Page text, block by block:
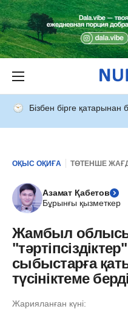
Бізбен бірге қатарынан
ОҚЫС ОҚИҒА ТӨТЕНШЕ
Азамат Қабетов
Бұрынғы қызметкер
Жамбыл
сыбыстарға
түсініктеме берді
Жарияланған күні: